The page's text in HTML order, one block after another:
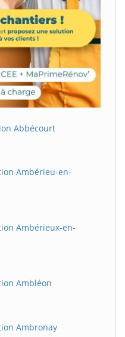
Abbécourt
Ambérieu-en-
Ambérieux-en-
Ambléon
Ambronay